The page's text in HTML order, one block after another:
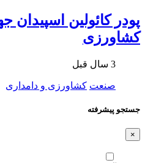
پودر کائولین
کشاورزی
3 سال قبل
صنعت کشاورزی و دامداری
جستجو پیشرفته
×